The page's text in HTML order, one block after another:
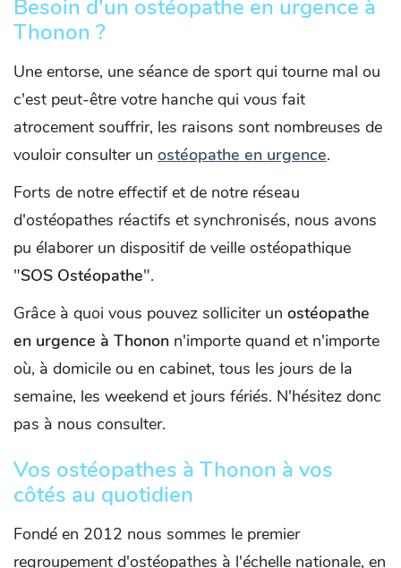
Besoin d'un ostéopathe en urgence à
Thonon ?
Une entorse, une séance de sport qui tourne mal ou
c'est peut-être votre hanche qui vous fait
atrocement souffrir, les raisons sont nombreuses de
vouloir consulter un ostéopathe en urgence.
Forts de notre effectif et de notre réseau
d'ostéopathes réactifs et synchronisés, nous avons
pu élaborer un dispositif de veille ostéopathique
"SOS Ostéopathe".
Grâce à quoi vous pouvez solliciter un ostéopathe
en urgence à Thonon n'importe quand et n'importe
où, à domicile ou en cabinet, tous les jours de la
semaine, les weekend et jours fériés. N'hésitez donc
pas à nous consulter.
Vos ostéopathes à Thonon à vos
côtés au quotidien
Fondé en 2012 nous sommes le premier
regroupement d'ostéopathes à l'échelle nationale, en